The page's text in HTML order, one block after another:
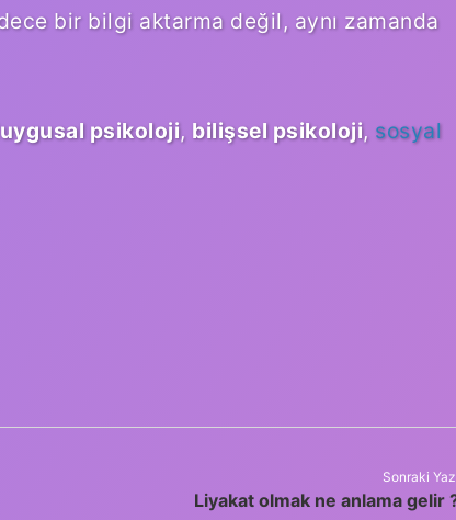
bir bilgi aktarma değil, aynı zamanda
psikoloji, bilişsel psikoloji, sosyal
Sonraki
Liyakat olmak ne anlama gelir